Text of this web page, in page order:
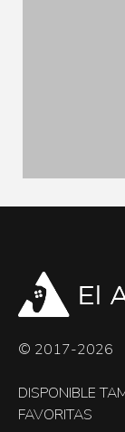
© 2017-2026
DISPONIBLE
FAVORITAS